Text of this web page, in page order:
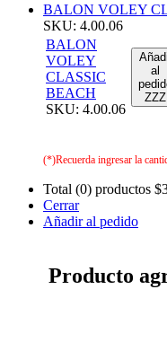
BALON VOLEY
SKU: 4.00.06
BALON
VOLEY
CLASSIC
BEACH
SKU: 4.00.06
al
ZZZ
(*)Recuerda ingresar la
Total (0) productos
Cerrar
Añadir al pedido
Producto